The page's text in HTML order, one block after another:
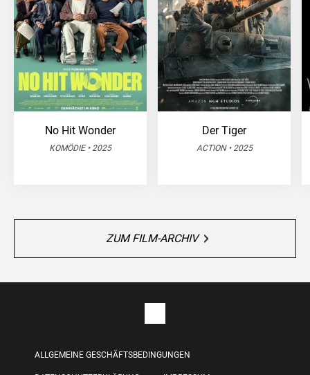
No Hit Wonder
KOMÖDIE • 2025
Der Tiger
ACTION • 2025
ZUM FILM-ARCHIV
ALLGEMEINE GESCHÄFTSBEDINGUNGEN